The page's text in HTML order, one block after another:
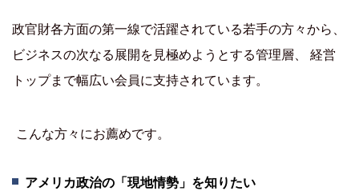
政官財各方面の第一線で活躍されている若手の方々から、
ビジネスの次なる展開を見極めようとする管理層、 経営
トップまで幅広い会員に支持されています。
こんな方々にお薦めです。
アメリカ政治の「現地情勢」を知りたい